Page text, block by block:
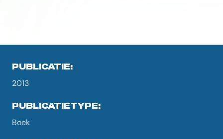
PUBLICATIE:
2013
PUBLICATIETYPE:
Boek